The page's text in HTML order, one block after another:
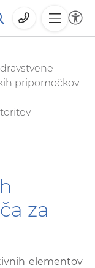
pripomočkov
za
elementov